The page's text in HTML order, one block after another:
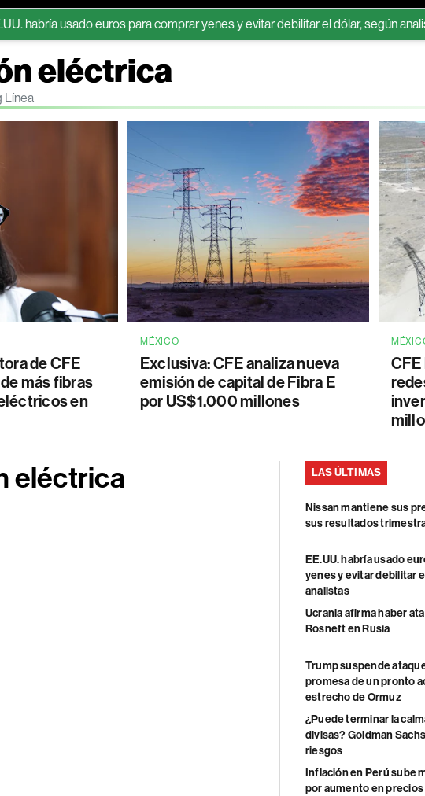
usado euros para comprar yenes y evitar debilitar el dólar, según analistas
eléctrica
Línea
de CFE
más fibras
en
MÉXICO
Exclusiva: CFE analiza nueva
emisión de capital de Fibra E
por US$1.000 millones
eléctrica LAS ÚLTIMAS
Nissan mantiene sus
sus resultados
EE.UU. habría usado
yenes y evitar debilitar
analistas
Ucrania afirma haber
Rosneft en Rusia
Trump suspende
promesa de un pronto
estrecho de Ormuz
¿Puede terminar la
divisas? Goldman
riesgos
Inflación en Perú sube
por aumento en